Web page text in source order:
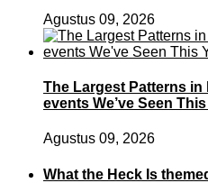
Agustus 09, 2026
The Largest Patterns
events We’ve Seen
Agustus 09, 2026
What the Heck Is